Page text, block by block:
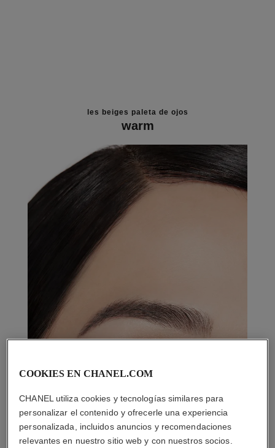
les beiges paleta de ojos
warm
COOKIES EN CHANEL.COM
CHANEL utiliza cookies y tecnologías similares para
personalizar el contenido y ofrecerle una experiencia
personalizada, incluidos anuncios y recomendaciones
relevantes en nuestro sitio web y con nuestros socios.